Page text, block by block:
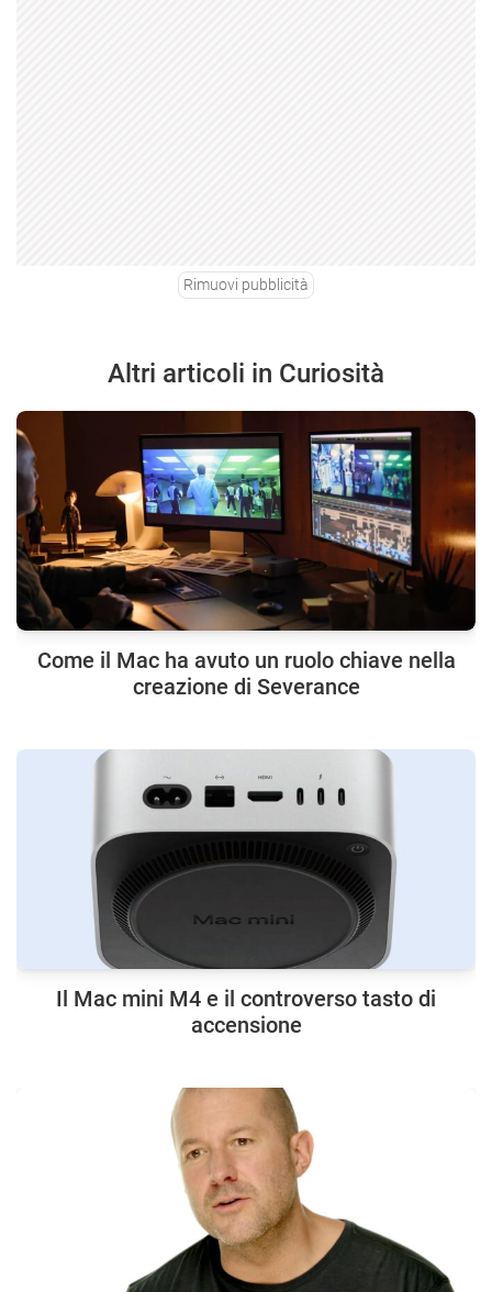
Rimuovi pubblicità
Altri articoli in Curiosità
Come il Mac ha avuto un ruolo chiave nella
creazione di Severance
Il Mac mini M4 e il controverso tasto di
accensione